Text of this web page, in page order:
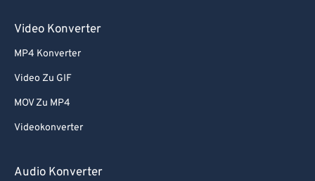
Video Konverter
MP4 Konverter
Video Zu GIF
MOV Zu MP4
Videokonverter
Audio Konverter